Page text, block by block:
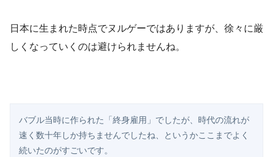
日本に生まれた時点でヌルゲーではありますが、徐々に厳
しくなっていくのは避けられませんね。
バブル当時に作られた「終身雇用」でしたが、時代の流れが
速く数十年しか持ちませんでしたね、というかここまでよく
続いたのがすごいです。